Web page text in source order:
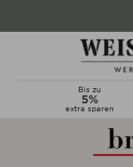
Bis zu
5%
extra sparen